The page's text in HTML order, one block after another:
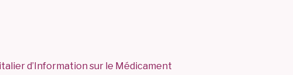
d’Information sur le Médicament